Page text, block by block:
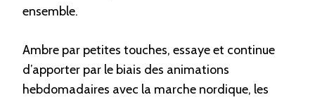
ensemble.
Ambre par petites touches, essaye et continue
d’apporter par le biais des animations
hebdomadaires avec la marche nordique, les